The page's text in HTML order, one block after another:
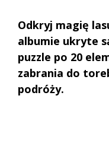
Odkryj magię
albumie ukryte
puzzle po 20
zabrania do
podróży.